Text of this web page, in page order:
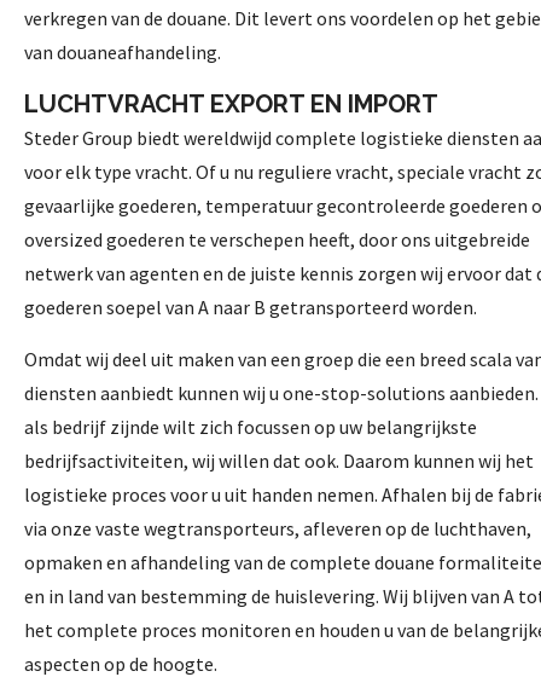
verkregen van de douane. Dit levert ons voordelen op het
van douaneafhandeling.
LUCHTVRACHT EXPORT EN IMPORT
Steder Group biedt wereldwijd complete logistieke diensten
voor elk type vracht. Of u nu reguliere vracht, speciale vracht
gevaarlijke goederen, temperatuur gecontroleerde goederen
oversized goederen te verschepen heeft, door ons uitgebreide
netwerk van agenten en de juiste kennis zorgen wij ervoor dat
goederen soepel van A naar B getransporteerd worden.
Omdat wij deel uit maken van een groep die een breed scala
diensten aanbiedt kunnen wij u one-stop-solutions aanbieden.
als bedrijf zijnde wilt zich focussen op uw belangrijkste
bedrijfsactiviteiten, wij willen dat ook. Daarom kunnen wij het
logistieke proces voor u uit handen nemen. Afhalen bij de
via onze vaste wegtransporteurs, afleveren op de luchthaven,
opmaken en afhandeling van de complete douane
en in land van bestemming de huislevering. Wij blijven van A
het complete proces monitoren en houden u van de
aspecten op de hoogte.